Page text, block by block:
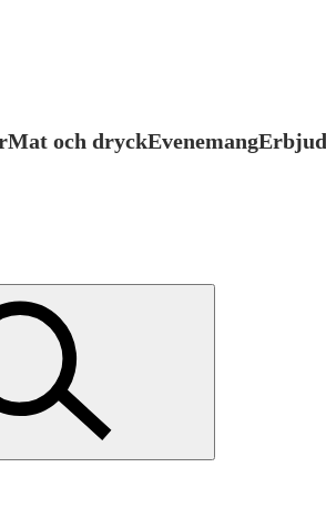
Mat och dryckEvenemang